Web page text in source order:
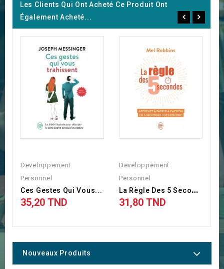
Les Clients Qui Ont Acheté Ce Produit Ont
Également Acheté...
Developpement
Personnel
Ces Gestes Qui Vous...
35,20 TND
Developpement
Personnel
L
A Règle Des 5 Secondes -...
31,80 TND
Nouveaux Produits